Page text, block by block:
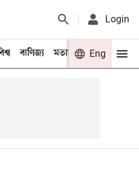
Login
বাণিজ্য মতামত খেলা
Eng